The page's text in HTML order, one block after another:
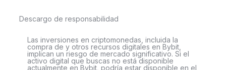
Descargo de responsabilidad
Las inversiones en criptomonedas, incluida la
compra de y otros recursos digitales en Bybit,
implican un riesgo de mercado significativo. Si el
activo digital que buscas no está disponible
actualmente en Bybit, podría estar disponible en el